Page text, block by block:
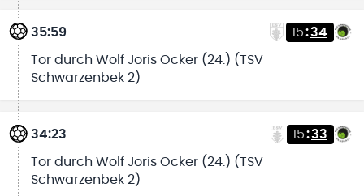
35:59 15:34
Tor durch Wolf Joris Ocker (24.) (TSV
Schwarzenbek 2)
34:23 15:33
Tor durch Wolf Joris Ocker (24.) (TSV
Schwarzenbek 2)